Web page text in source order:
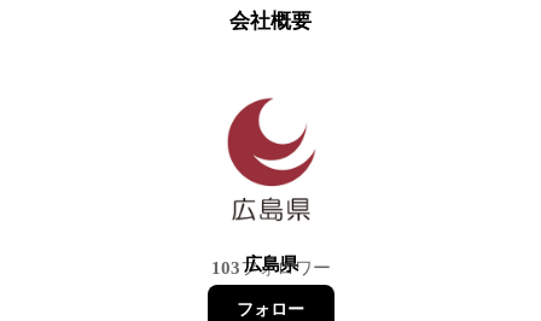
会社概要
広島県
103フォロワー
フォロー